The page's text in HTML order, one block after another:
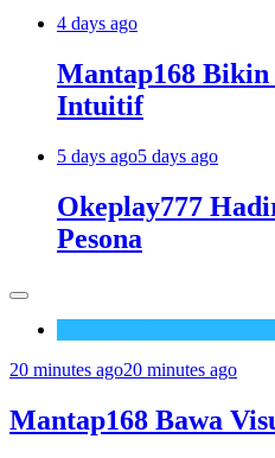
4 days ago
Mantap168
Intuitif
5 days ago5 days ago
Okeplay777
Pesona
20 minutes ago20 minutes ago
Mantap168 Bawa